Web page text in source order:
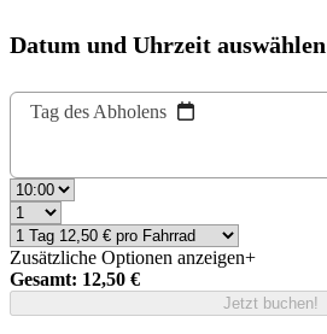
Datum und Uhrzeit auswählen
Tag des Abholens
Zusätzliche Optionen anzeigen+
Gesamt: 12,50 €
Jetzt buchen!